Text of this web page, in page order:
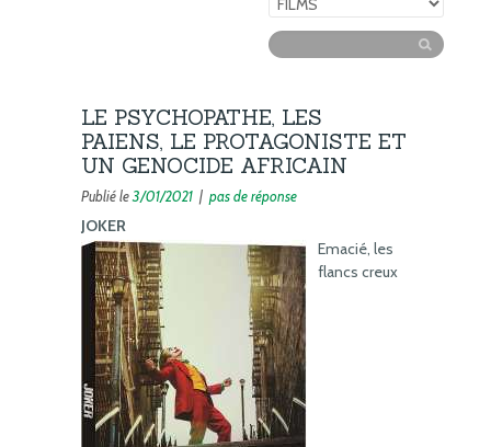
LE PSYCHOPATHE, LES
PAIENS, LE PROTAGONISTE ET
UN GENOCIDE AFRICAIN
Publié le3/01/2021 | pas de réponse
JOKER
Emacié, les
flancs creux